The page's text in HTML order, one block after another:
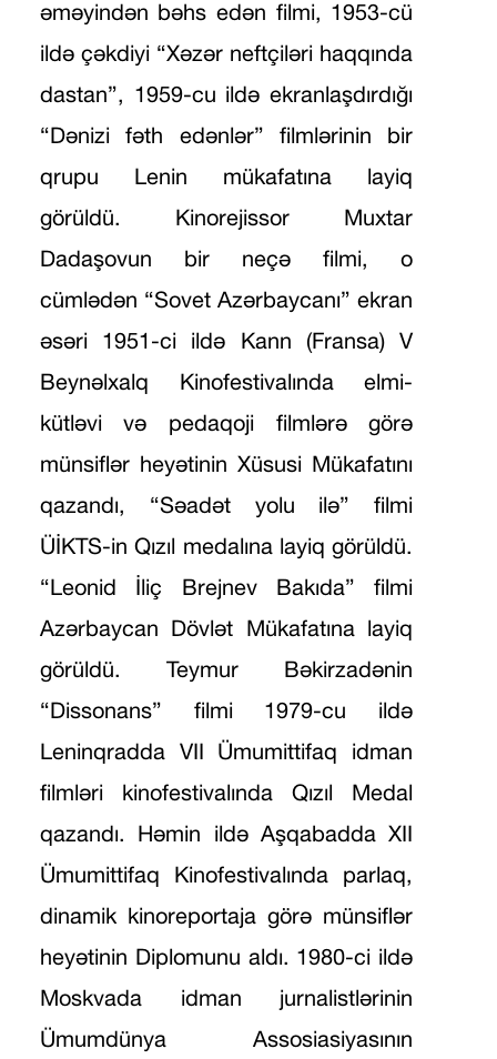
əməyindən bəhs edən filmi, 1953-cü
ildə çəkdiyi “Xəzər neftçiləri haqqında
dastan”, 1959-cu ildə ekranlaşdırdığı
“Dənizi fəth edənlər” filmlərinin bir
qrupu Lenin mükafatına layiq
görüldü. Kinorejissor Muxtar
Dadaşovun bir neçə filmi, o
cümlədən “Sovet Azərbaycanı” ekran
əsəri 1951-ci ildə Kann (Fransa) V
Beynəlxalq Kinofestivalında elmi-
kütləvi və pedaqoji filmlərə görə
münsiflər heyətinin Xüsusi Mükafatını
qazandı, “Səadət yolu ilə” filmi
ÜİKTS-in Qızıl medalına layiq görüldü.
“Leonid İliç Brejnev Bakıda” filmi
Azərbaycan Dövlət Mükafatına layiq
görüldü. Teymur Bəkirzadənin
“Dissonans” filmi 1979-cu ildə
Leninqradda VII Ümumittifaq idman
filmləri kinofestivalında Qızıl Medal
qazandı. Həmin ildə Aşqabadda XII
Ümumittifaq Kinofestivalında parlaq,
dinamik kinoreportaja görə münsiflər
heyətinin Diplomunu aldı. 1980-ci ildə
Moskvada idman jurnalistlərinin
Ümumdünya Assosiasiyasının